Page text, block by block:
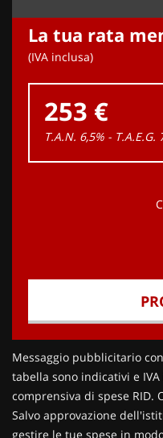
La tua rata
(IVA inclusa)
253 €
T.A.N. 6,5% - T.A.E.G.
Contattaci
Messaggio pubblicitario
tabella sono indicativi e
comprensiva di spese RID.
Salvo approvazione
gestire le tue spese in